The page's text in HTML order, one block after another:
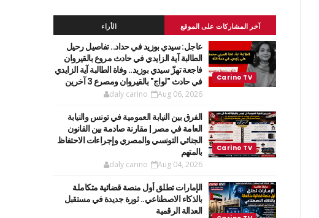
آخر المشاركات على الموقع الأراء
عاجل: سيدي بوزيد في حداد.. تفاصيل رحيل
الطالبة آية الزايدي في حادث مروع بالقيروان
فاجعة تهزّ سيدي بوزيد.. وفاة الطالبة آية الزايدي
في حادث "لواج" بالقيروان ومصرع 3 آخرين
daly carino Aug 06, 2026
الفرق بين النيابة العمومية في تونس والنيابة
العامة في مصر | مقارنة صادمة بين القانون
الجنائي التونسي والمصري وإجراءات الاحتفاظ
بالمتهم
daly carino Aug 04, 2026
الإمارات تطلق أول منصة قضائية متكاملة
بالذكاء الاصطناعي.. ثورة جديدة في مستقبل
العدالة الرقمية